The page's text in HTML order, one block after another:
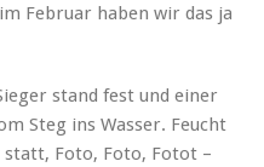
Februar haben wir das ja
stand fest und einer
Steg ins Wasser. Feucht
Foto, Foto, Fotot –